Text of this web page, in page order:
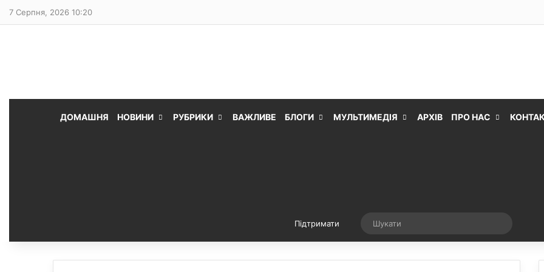
7 Серпня, 2026 10:20
ДОМАШНЯ НОВИНИ РУБРИКИ ВАЖЛИВЕ БЛОГИ МУЛЬТИМЕДІЯ АРХІВ ПРО НАС
Підтримати Випадкова стаття